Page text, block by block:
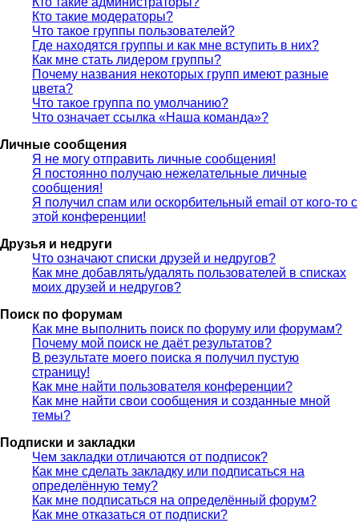
Кто такие модераторы?
Что такое группы пользователей?
Где находятся группы и как мне вступить в них?
Как мне стать лидером группы?
Почему названия некоторых групп имеют разные
цвета?
Что такое группа по умолчанию?
Что означает ссылка «Наша команда»?
Личные сообщения
Я не могу отправить личные сообщения!
Я постоянно получаю нежелательные личные
сообщения!
Я получил спам или оскорбительный email от кого-то с
этой конференции!
Друзья и недруги
Что означают списки друзей и недругов?
Как мне добавлять/удалять пользователей в списках
моих друзей и недругов?
Поиск по форумам
Как мне выполнить поиск по форуму или форумам?
Почему мой поиск не даёт результатов?
В результате моего поиска я получил пустую
страницу!
Как мне найти пользователя конференции?
Как мне найти свои сообщения и созданные мной
темы?
Подписки и закладки
Чем закладки отличаются от подписок?
Как мне сделать закладку или подписаться на
определённую тему?
Как мне подписаться на определённый форум?
Как мне отказаться от подписки?